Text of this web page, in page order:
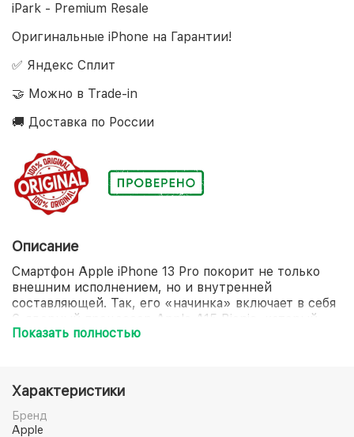
iPark - Premium Resale
Оригинальные iPhone на Гарантии!
✅ Яндекс Сплит
🤝 Можно в Trade-in
🚚 Доставка по России
Описание
Смартфон Apple iPhone 13 Pro покорит не только
внешним исполнением, но и внутренней
составляющей. Так, его «начинка» включает в себя
6-ядерный процессор Apple A15 Bionic, который
стоит на страже молниеносной загрузки любого
качество графики, но и устойчивость к
преждевременному образованию повреждений.
Отдельного внимания достойна и система защиты
смартфона Apple iPhone 13 Pro, представленная
Показать полностью
Характеристики
Бренд
Apple